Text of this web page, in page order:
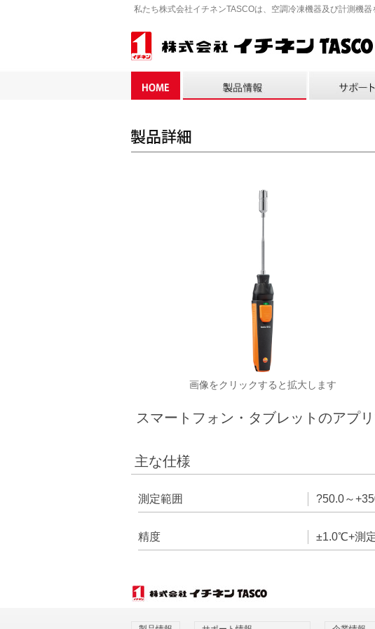
私たち株式会社イチネンTASCOは、空調冷凍機器及び計測機
画像をクリックすると拡大します
スマートフォン・タブレットのアプ
主な仕様
測定範囲 ?50.0～
精度 ±1.0℃+測